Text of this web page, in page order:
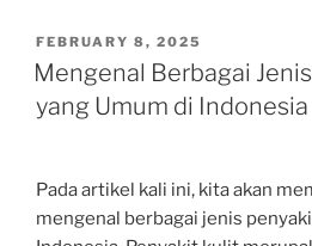
POSTED
ON
FEBRUARY 8, 2025
Mengenal Berbagai
yang Umum di Indonesia
Pada artikel kali ini, kita akan
mengenal berbagai jenis